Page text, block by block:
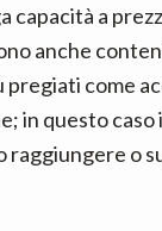
capacità a
anche
come
in questo caso
raggiungere o